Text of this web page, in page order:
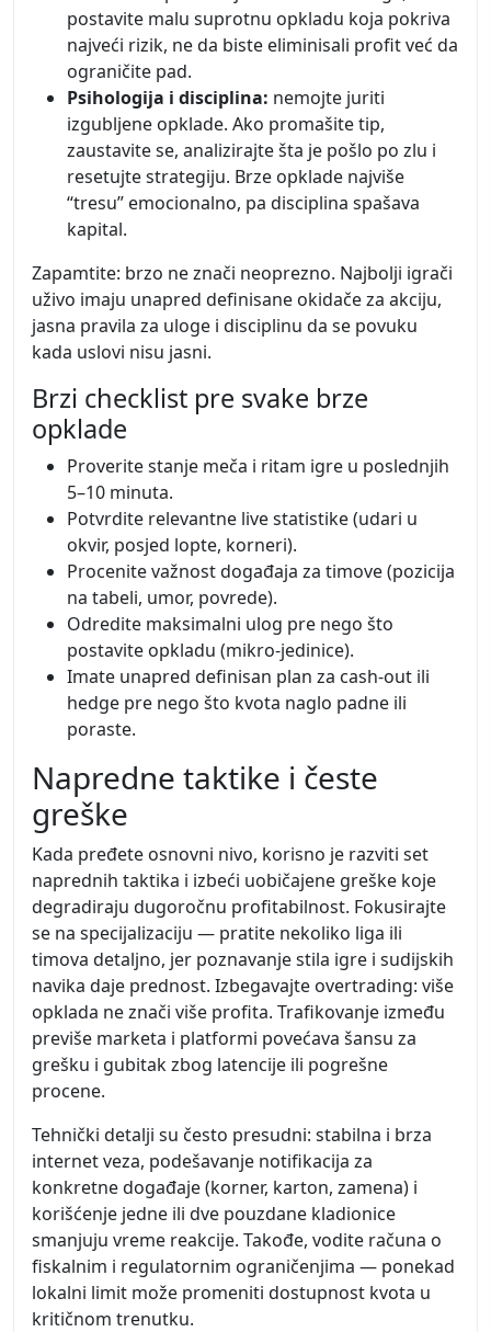
postavite malu suprotnu opkladu koja pokriva
najveći rizik, ne da biste eliminisali profit već da
ograničite pad.
Psihologija i disciplina: nemojte juriti
izgubljene opklade. Ako promašite tip,
zaustavite se, analizirajte šta je pošlo po zlu i
resetujte strategiju. Brze opklade najviše
“tresu” emocionalno, pa disciplina spašava
kapital.
Zapamtite: brzo ne znači neoprezno. Najbolji igrači
uživo imaju unapred definisane okidače za akciju,
jasna pravila za uloge i disciplinu da se povuku
kada uslovi nisu jasni.
Brzi checklist pre svake brze
opklade
Proverite stanje meča i ritam igre u poslednjih
5–10 minuta.
Potvrdite relevantne live statistike (udari u
okvir, posjed lopte, korneri).
Procenite važnost događaja za timove (pozicija
na tabeli, umor, povrede).
Odredite maksimalni ulog pre nego što
postavite opkladu (mikro-jedinice).
Imate unapred definisan plan za cash-out ili
hedge pre nego što kvota naglo padne ili
poraste.
Napredne taktike i česte
greške
Kada pređete osnovni nivo, korisno je razviti set
naprednih taktika i izbeći uobičajene greške koje
degradiraju dugoročnu profitabilnost. Fokusirajte
se na specijalizaciju — pratite nekoliko liga ili
timova detaljno, jer poznavanje stila igre i sudijskih
navika daje prednost. Izbegavajte overtrading: više
opklada ne znači više profita. Trafikovanje između
previše marketa i platformi povećava šansu za
grešku i gubitak zbog latencije ili pogrešne
procene.
Tehnički detalji su često presudni: stabilna i brza
internet veza, podešavanje notifikacija za
konkretne događaje (korner, karton, zamena) i
korišćenje jedne ili dve pouzdane kladionice
smanjuju vreme reakcije. Takođe, vodite računa o
fiskalnim i regulatornim ograničenjima — ponekad
lokalni limit može promeniti dostupnost kvota u
kritičnom trenutku.